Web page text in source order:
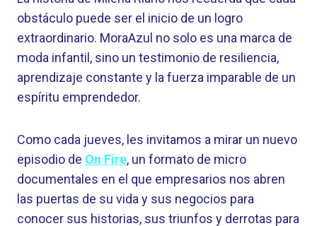
obstáculo puede ser el inicio de un logro
extraordinario. MoraAzul no solo es una marca de
moda infantil, sino un testimonio de resiliencia,
aprendizaje constante y la fuerza imparable de un
espíritu emprendedor.
Como cada jueves, les invitamos a mirar un nuevo
episodio de On Fire, un formato de micro
documentales en el que empresarios nos abren
las puertas de su vida y sus negocios para
conocer sus historias, sus triunfos y derrotas para